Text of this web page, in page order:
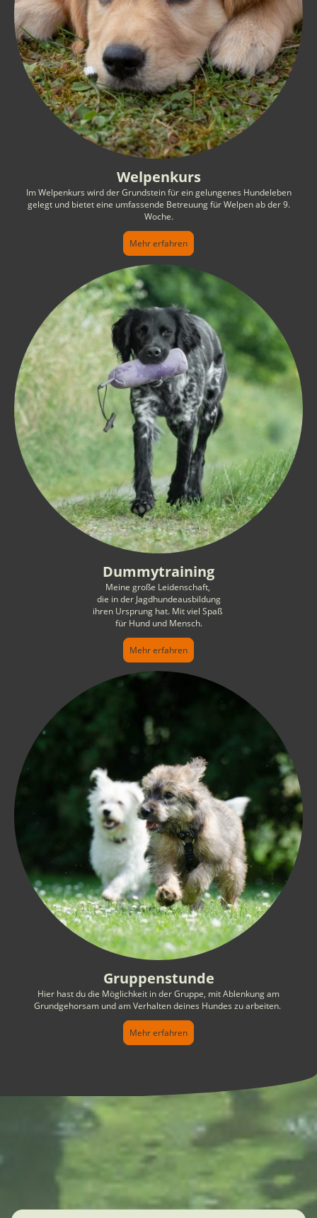
Welpenkurs
Im Welpenkurs wird der Grundstein für ein gelungenes Hundeleben
gelegt und bietet eine umfassende Betreuung für Welpen ab der 9.
Woche.
Mehr erfahren
Dummytraining
Meine große Leidenschaft,
die in der Jagdhundeausbildung
ihren Ursprung hat. Mit viel Spaß
für Hund und Mensch.
Mehr erfahren
Gruppenstunde
Hier hast du die Möglichkeit in der Gruppe, mit Ablenkung am
Grundgehorsam und am Verhalten deines Hundes zu arbeiten.
Mehr erfahren